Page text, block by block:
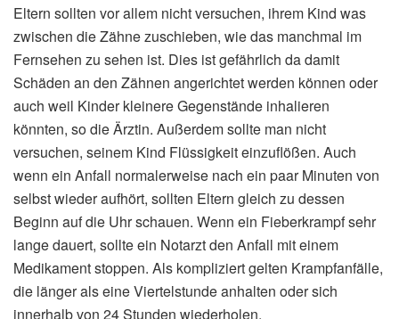
Eltern sollten vor allem nicht versuchen, ihrem Kind was
zwischen die Zähne zuschieben, wie das manchmal im
Fernsehen zu sehen ist. Dies ist gefährlich da damit
Schäden an den Zähnen angerichtet werden können oder
auch weil Kinder kleinere Gegenstände inhalieren
könnten, so die Ärztin. Außerdem sollte man nicht
versuchen, seinem Kind Flüssigkeit einzuflößen. Auch
wenn ein Anfall normalerweise nach ein paar Minuten von
selbst wieder aufhört, sollten Eltern gleich zu dessen
Beginn auf die Uhr schauen. Wenn ein Fieberkrampf sehr
lange dauert, sollte ein Notarzt den Anfall mit einem
Medikament stoppen. Als kompliziert gelten Krampfanfälle,
die länger als eine Viertelstunde anhalten oder sich
innerhalb von 24 Stunden wiederholen.